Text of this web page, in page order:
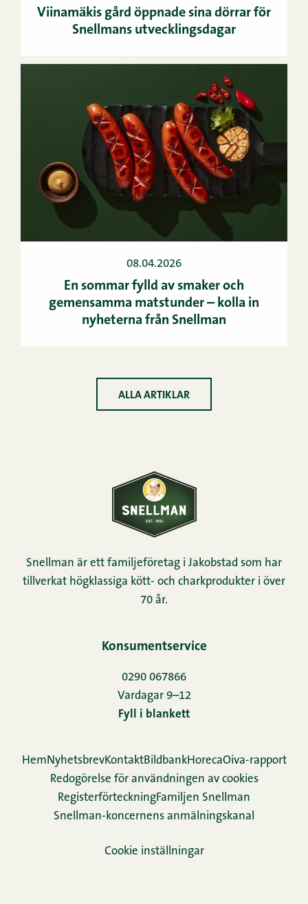
Viinamäkis gård öppnade sina dörrar för
Snellmans utvecklingsdagar
08.04.2026
En sommar fylld av smaker och
gemensamma matstunder – kolla in
nyheterna från Snellman
ALLA ARTIKLAR
Snellman är ett familjeföretag i Jakobstad som har
tillverkat högklassiga kött- och charkprodukter i över
70 år.
Konsumentservice
0290 067866
Vardagar 9–12
Fyll i blankett
HemNyhetsbrevKontaktBildbankHorecaOiva-rapport
Redogörelse för användningen av cookies
Re­gis­ter­för­teck­ningFamiljen Snellman
Snellman-koncernens anmälningskanal
Cookie inställningar